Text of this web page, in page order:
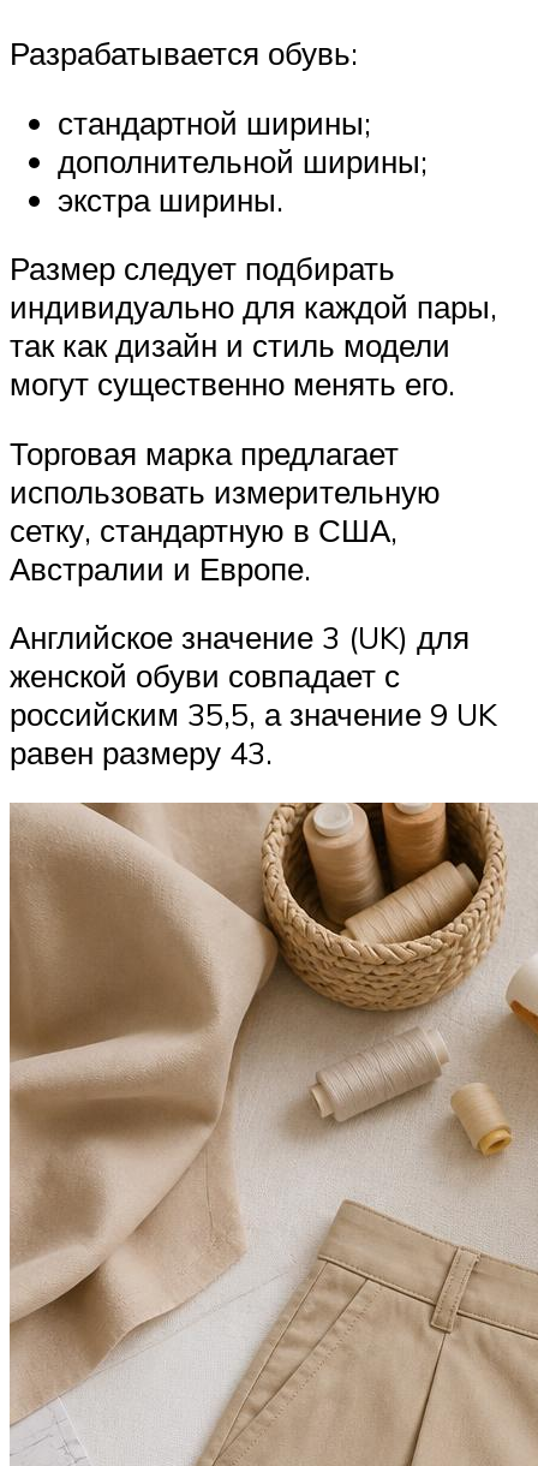
Разрабатывается обувь:
стандартной ширины;
дополнительной ширины;
экстра ширины.
Размер следует подбирать
индивидуально для каждой пары,
так как дизайн и стиль модели
могут существенно менять его.
Торговая марка предлагает
использовать измерительную
сетку, стандартную в США,
Австралии и Европе.
Английское значение 3 (UK) для
женской обуви совпадает с
российским 35,5, а значение 9 UK
равен размеру 43.